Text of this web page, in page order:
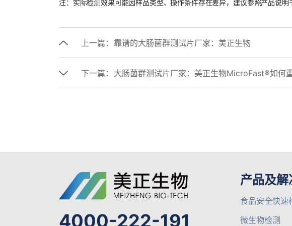
注：实际检测效果可能因样品类型、操作条件存在差异，建议参照产品说明
上一篇： 靠谱的大肠菌群测试片厂家：美正生物
下一篇： 大肠菌群测试片厂家：美正生物MicroFast®如何
4000-222-191
产品及
食品安全快速
微生物检测